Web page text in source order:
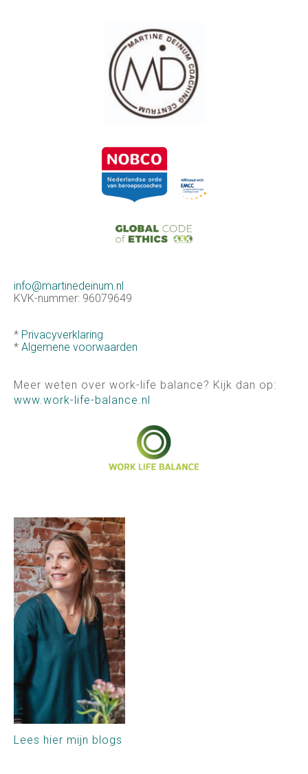
info@martinedeinum.nl
KVK-nummer: 96079649
* Privacyverklaring
* Algemene voorwaarden
Meer weten over work-life balance? Kijk dan op:
www.work-life-balance.nl
Lees hier mijn blogs